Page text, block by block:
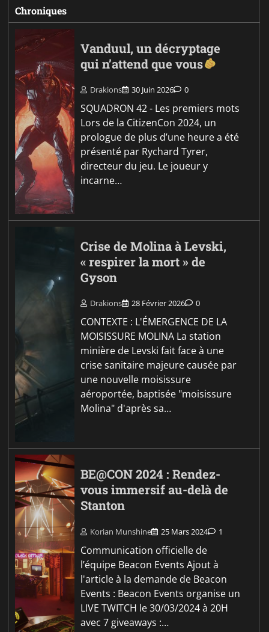
Chroniques
Vanduul, un décryptage
qui n’attend que vous
Drakions 30 Juin 2026 0
SQUADRON 42 - Les premiers mots
Lors de la CitizenCon 2024, un
prologue de plus d’une heure a été
présenté par Rychard Tyrer,
directeur du jeu. Le joueur y
incarne…
Crise de Molina à Levski,
« respirer la mort » de
Gyson
Drakions 28 Février 2026 0
CONTEXTE : L'ÉMERGENCE DE LA
MOISISSURE MOLINA La station
minière de Levski fait face à une
crise sanitaire majeure causée par
une nouvelle moisissure
aéroportée, baptisée "moisissure
Molina" d'après sa…
BE@CON 2024 : Rendez-
vous immersif au-delà de
Stanton
Korian Munshine 25 Mars 2024 1
Communication officielle de
l’équipe Beacon Events Ajout à
l'article à la demande de Beacon
Events : Beacon Events organise un
LIVE TWITCH le 30/03/2024 à 20H
avec 7 giveaways :…